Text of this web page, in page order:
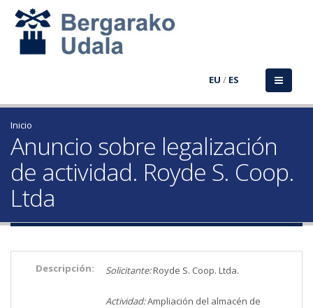
EU / ES
Inicio
Anuncio sobre legalización
de actividad. Royde S. Coop.
Ltda
Descripción: Solicitante:Royde S. Coop. Ltda.
Actividad:Ampliación del almacén de